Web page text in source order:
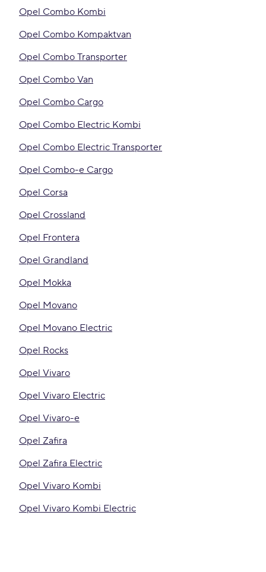
Opel Combo Kombi
Opel Combo Kompaktvan
Opel Combo Transporter
Opel Combo Van
Opel Combo Cargo
Opel Combo Electric Kombi
Opel Combo Electric Transporter
Opel Combo-e Cargo
Opel Corsa
Opel Crossland
Opel Frontera
Opel Grandland
Opel Mokka
Opel Movano
Opel Movano Electric
Opel Rocks
Opel Vivaro
Opel Vivaro Electric
Opel Vivaro-e
Opel Zafira
Opel Zafira Electric
Opel Vivaro Kombi
Opel Vivaro Kombi Electric